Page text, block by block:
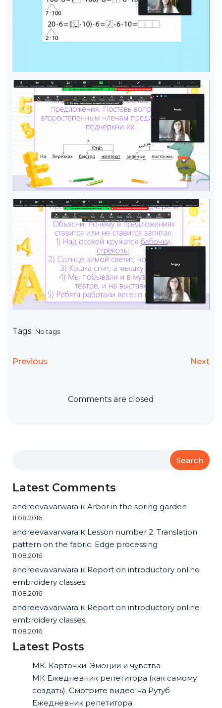
Tags: No tags
Previous Next
Comments are closed
Search
Latest Comments
andreeva.varwara к Arbor in the spring garden
11.08.2016
andreeva.varwara к Lesson number 2. Translation
pattern on the fabric. Edge processing
11.08.2016
andreeva.varwara к Report on introductory online
embroidery classes.
11.08.2016
andreeva.varwara к Report on introductory online
embroidery classes.
11.08.2016
Latest Posts
МК. Карточки. Эмоции и чувства
МК Ежедневник репетитора (как самому
создать). Смотрите видео на Рутуб
Ежедневник репетитора